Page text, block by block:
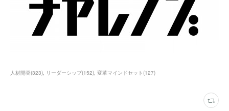
人材開発(323) リーダーシップ(152) 変革マインドセット(127)